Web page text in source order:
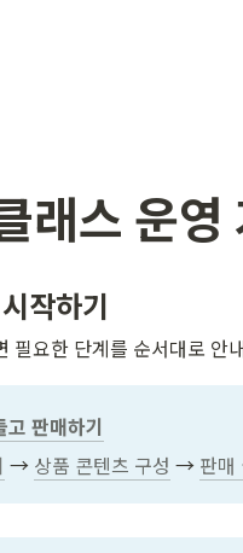
래스 운영
작하기
필요한 단계를 순서대로 안
판매하기
→ 상품 콘텐츠 구성 → 판매